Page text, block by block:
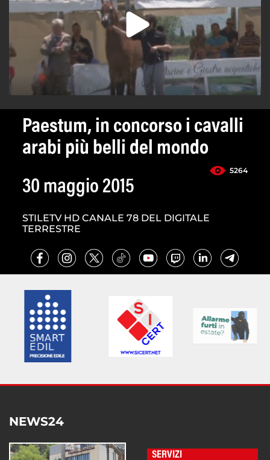
Paestum, in concorso i cavalli
arabi più belli del mondo
5264
30 maggio 2015
STILETV HD CANALE 78 DEL DIGITALE
TERRESTRE
NEWS24
SERVIZI